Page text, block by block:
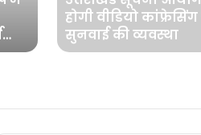
होगी वीडियो
सुनवाई की व्यवस्था